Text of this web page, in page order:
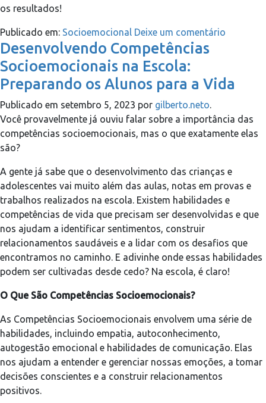
os resultados!
Publicado em: Socioemocional Deixe um comentário
Desenvolvendo Competências
Socioemocionais na Escola:
Preparando os Alunos para a Vida
Publicado em setembro 5, 2023 por gilberto.neto.
Você provavelmente já ouviu falar sobre a importância das
competências socioemocionais, mas o que exatamente elas
são?
A gente já sabe que o desenvolvimento das crianças e
adolescentes vai muito além das aulas, notas em provas e
trabalhos realizados na escola. Existem habilidades e
competências de vida que precisam ser desenvolvidas e que
nos ajudam a identificar sentimentos, construir
relacionamentos saudáveis e a lidar com os desafios que
encontramos no caminho. E adivinhe onde essas habilidades
podem ser cultivadas desde cedo? Na escola, é claro!
O Que São Competências Socioemocionais?
As Competências Socioemocionais envolvem uma série de
habilidades, incluindo empatia, autoconhecimento,
autogestão emocional e habilidades de comunicação. Elas
nos ajudam a entender e gerenciar nossas emoções, a tomar
decisões conscientes e a construir relacionamentos
positivos.